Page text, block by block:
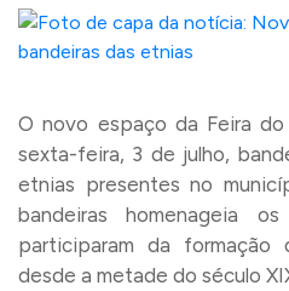
O novo espaço da Feira
sexta-feira, 3 de julho,
etnias presentes no
bandeiras homenageia
participaram da formação
desde a metade do século